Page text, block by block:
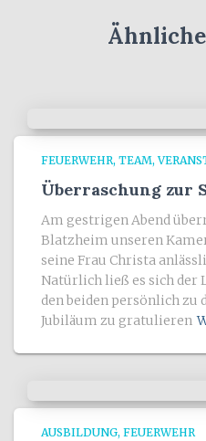
FEUERWEHR TEAM
Überraschung zur
Am gestrigen Abend
Blatzheim unseren
seine Frau Christa
Natürlich ließ es sich der
den beiden persönlich zu
Jubiläum zu gratulieren
AUSBILDUNG FEUERWEHR